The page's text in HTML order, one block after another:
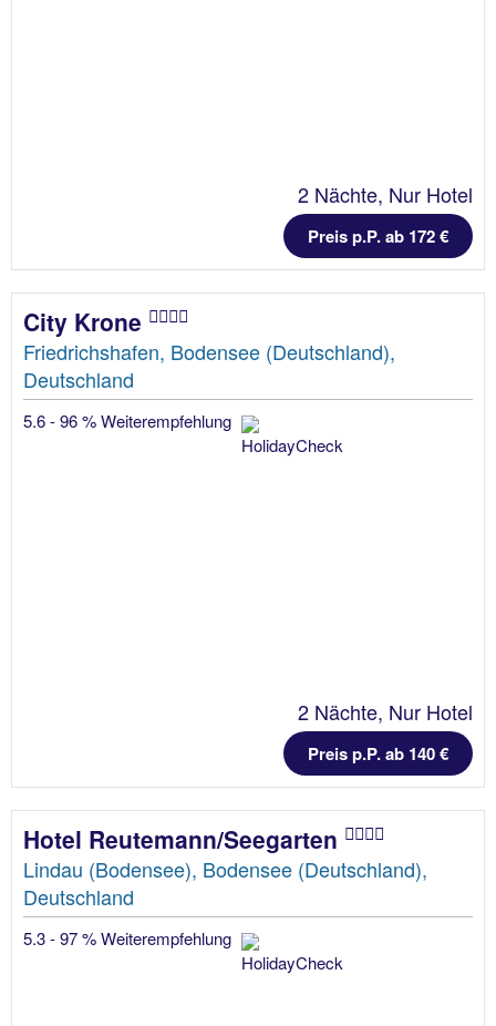
2 Nächte, Nur Hotel
Preis p.P. ab 172 €
City Krone
Friedrichshafen, Bodensee (Deutschland),
Deutschland
5.6 - 96 % Weiterempfehlung
2 Nächte, Nur Hotel
Preis p.P. ab 140 €
Hotel Reutemann/Seegarten
Lindau (Bodensee), Bodensee (Deutschland),
Deutschland
5.3 - 97 % Weiterempfehlung